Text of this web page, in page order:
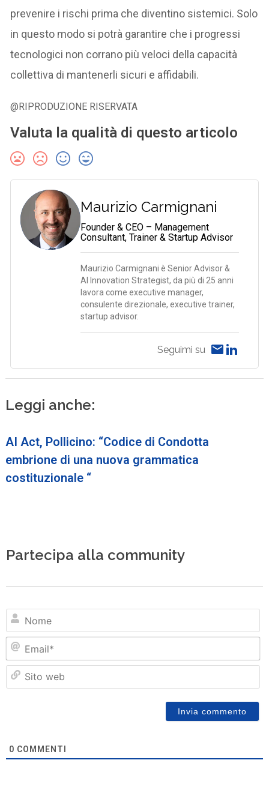
prevenire i rischi prima che diventino sistemici. Solo
in questo modo si potrà garantire che i progressi
tecnologici non corrano più veloci della capacità
collettiva di mantenerli sicuri e affidabili.
@RIPRODUZIONE RISERVATA
Valuta la qualità di questo articolo
Maurizio Carmignani
Founder & CEO – Management
Consultant, Trainer & Startup Advisor
Maurizio Carmignani è Senior Advisor &
AI Innovation Strategist, da più di 25 anni
lavora come executive manager,
consulente direzionale, executive trainer,
startup advisor.
Seguimi su
Leggi anche:
AI Act, Pollicino: “Codice di Condotta
embrione di una nuova grammatica
costituzionale “
Partecipa alla community
0 COMMENTI